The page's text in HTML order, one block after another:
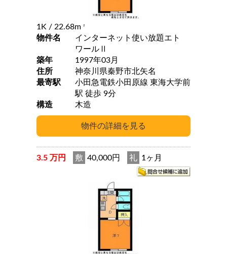
1K / 22.68m 2
物件名
インターネット使い放題エト
ワールⅡ
築年
1997年03月
住所
神奈川県秦野市北矢名
最寄駅
小田急電鉄小田原線 東海大学前
駅 徒歩 9分
構造
木造
3.5 万円 敷 40,000円 礼 1ヶ月